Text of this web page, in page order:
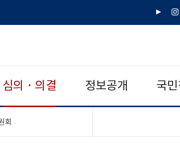
유
인
심의 · 의결 정보공개 국
회